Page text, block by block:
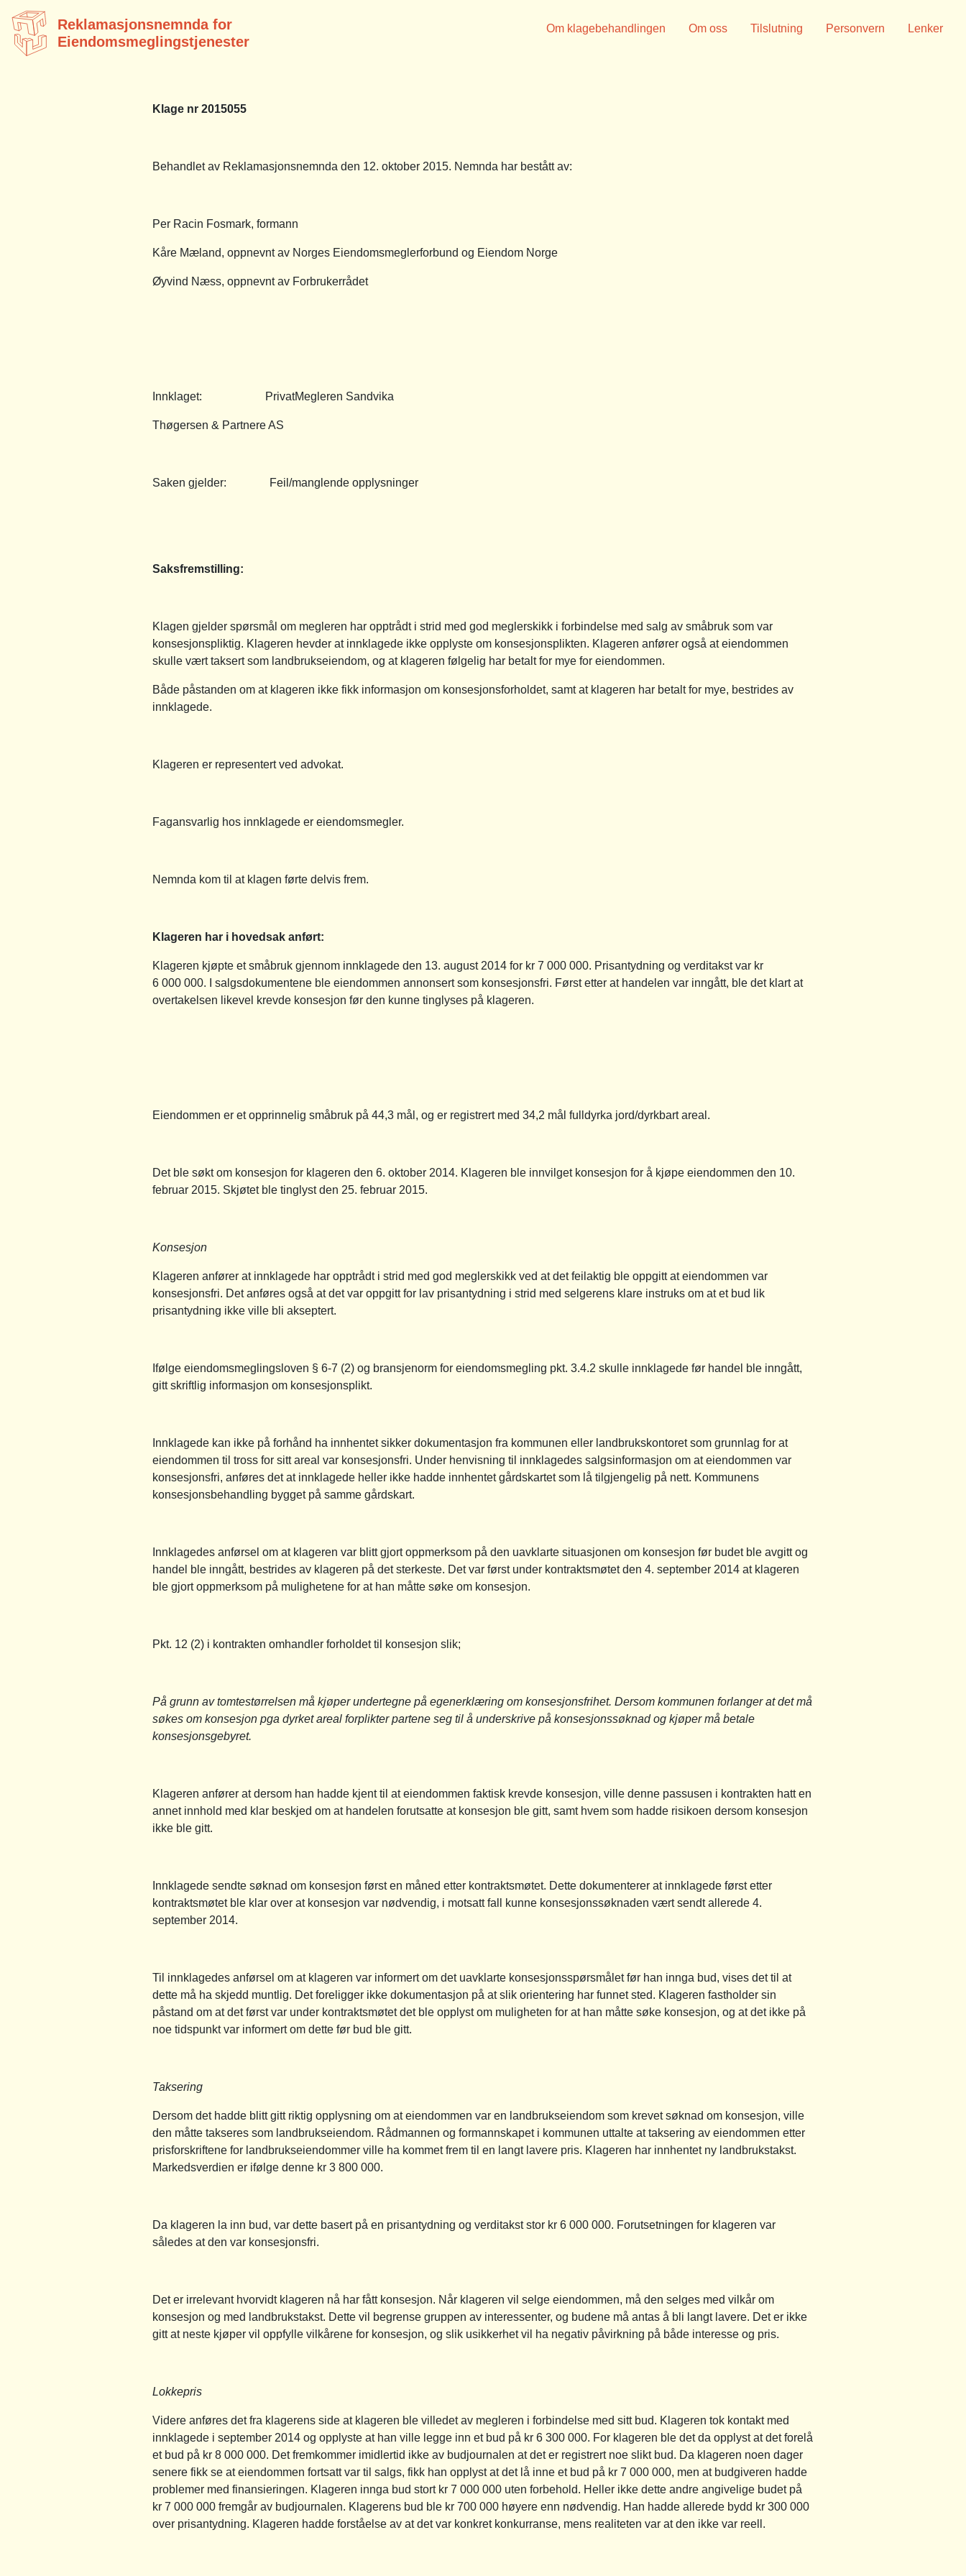
Reklamasjonsnemnda for
Eiendomsmeglingstjenester
Om klagebehandlingen Om oss Tilslutning Personvern Lenker
Klage nr 2015055
Behandlet av Reklamasjonsnemnda den 12. oktober 2015. Nemnda har bestått av:
Per Racin Fosmark, formann
Kåre Mæland, oppnevnt av Norges Eiendomsmeglerforbund og Eiendom Norge
Øyvind Næss, oppnevnt av Forbrukerrådet
Innklaget: PrivatMegleren Sandvika
Thøgersen & Partnere AS
Saken gjelder: Feil/manglende opplysninger
Saksfremstilling:
Klagen gjelder spørsmål om megleren har opptrådt i strid med god meglerskikk i forbindelse med salg av småbruk som var
konsesjonspliktig. Klageren hevder at innklagede ikke opplyste om konsesjonsplikten. Klageren anfører også at eiendommen
skulle vært taksert som landbrukseiendom, og at klageren følgelig har betalt for mye for eiendommen.
Både påstanden om at klageren ikke fikk informasjon om konsesjonsforholdet, samt at klageren har betalt for mye, bestrides av
innklagede.
Klageren er representert ved advokat.
Fagansvarlig hos innklagede er eiendomsmegler.
Nemnda kom til at klagen førte delvis frem.
Klageren har i hovedsak anført:
Klageren kjøpte et småbruk gjennom innklagede den 13. august 2014 for kr 7 000 000. Prisantydning og verditakst var kr
6 000 000. I salgsdokumentene ble eiendommen annonsert som konsesjonsfri. Først etter at handelen var inngått, ble det klart at
overtakelsen likevel krevde konsesjon før den kunne tinglyses på klageren.
Eiendommen er et opprinnelig småbruk på 44,3 mål, og er registrert med 34,2 mål fulldyrka jord/dyrkbart areal.
Det ble søkt om konsesjon for klageren den 6. oktober 2014. Klageren ble innvilget konsesjon for å kjøpe eiendommen den 10.
februar 2015. Skjøtet ble tinglyst den 25. februar 2015.
Konsesjon
Klageren anfører at innklagede har opptrådt i strid med god meglerskikk ved at det feilaktig ble oppgitt at eiendommen var
konsesjonsfri. Det anføres også at det var oppgitt for lav prisantydning i strid med selgerens klare instruks om at et bud lik
prisantydning ikke ville bli akseptert.
Ifølge eiendomsmeglingsloven § 6-7 (2) og bransjenorm for eiendomsmegling pkt. 3.4.2 skulle innklagede før handel ble inngått,
gitt skriftlig informasjon om konsesjonsplikt.
Innklagede kan ikke på forhånd ha innhentet sikker dokumentasjon fra kommunen eller landbrukskontoret som grunnlag for at
eiendommen til tross for sitt areal var konsesjonsfri. Under henvisning til innklagedes salgsinformasjon om at eiendommen var
konsesjonsfri, anføres det at innklagede heller ikke hadde innhentet gårdskartet som lå tilgjengelig på nett. Kommunens
konsesjonsbehandling bygget på samme gårdskart.
Innklagedes anførsel om at klageren var blitt gjort oppmerksom på den uavklarte situasjonen om konsesjon før budet ble avgitt og
handel ble inngått, bestrides av klageren på det sterkeste. Det var først under kontraktsmøtet den 4. september 2014 at klageren
ble gjort oppmerksom på mulighetene for at han måtte søke om konsesjon.
Pkt. 12 (2) i kontrakten omhandler forholdet til konsesjon slik;
På grunn av tomtestørrelsen må kjøper undertegne på egenerklæring om konsesjonsfrihet. Dersom kommunen forlanger at det må
søkes om konsesjon pga dyrket areal forplikter partene seg til å underskrive på konsesjonssøknad og kjøper må betale
konsesjonsgebyret.
Klageren anfører at dersom han hadde kjent til at eiendommen faktisk krevde konsesjon, ville denne passusen i kontrakten hatt en
annet innhold med klar beskjed om at handelen forutsatte at konsesjon ble gitt, samt hvem som hadde risikoen dersom konsesjon
ikke ble gitt.
Innklagede sendte søknad om konsesjon først en måned etter kontraktsmøtet. Dette dokumenterer at innklagede først etter
kontraktsmøtet ble klar over at konsesjon var nødvendig, i motsatt fall kunne konsesjonssøknaden vært sendt allerede 4.
september 2014.
Til innklagedes anførsel om at klageren var informert om det uavklarte konsesjonsspørsmålet før han innga bud, vises det til at
dette må ha skjedd muntlig. Det foreligger ikke dokumentasjon på at slik orientering har funnet sted. Klageren fastholder sin
påstand om at det først var under kontraktsmøtet det ble opplyst om muligheten for at han måtte søke konsesjon, og at det ikke på
noe tidspunkt var informert om dette før bud ble gitt.
Taksering
Dersom det hadde blitt gitt riktig opplysning om at eiendommen var en landbrukseiendom som krevet søknad om konsesjon, ville
den måtte takseres som landbrukseiendom. Rådmannen og formannskapet i kommunen uttalte at taksering av eiendommen etter
prisforskriftene for landbrukseiendommer ville ha kommet frem til en langt lavere pris. Klageren har innhentet ny landbrukstakst.
Markedsverdien er ifølge denne kr 3 800 000.
Da klageren la inn bud, var dette basert på en prisantydning og verditakst stor kr 6 000 000. Forutsetningen for klageren var
således at den var konsesjonsfri.
Det er irrelevant hvorvidt klageren nå har fått konsesjon. Når klageren vil selge eiendommen, må den selges med vilkår om
konsesjon og med landbrukstakst. Dette vil begrense gruppen av interessenter, og budene må antas å bli langt lavere. Det er ikke
gitt at neste kjøper vil oppfylle vilkårene for konsesjon, og slik usikkerhet vil ha negativ påvirkning på både interesse og pris.
Lokkepris
Videre anføres det fra klagerens side at klageren ble villedet av megleren i forbindelse med sitt bud. Klageren tok kontakt med
innklagede i september 2014 og opplyste at han ville legge inn et bud på kr 6 300 000. For klageren ble det da opplyst at det forelå
et bud på kr 8 000 000. Det fremkommer imidlertid ikke av budjournalen at det er registrert noe slikt bud. Da klageren noen dager
senere fikk se at eiendommen fortsatt var til salgs, fikk han opplyst at det lå inne et bud på kr 7 000 000, men at budgiveren hadde
problemer med finansieringen. Klageren innga bud stort kr 7 000 000 uten forbehold. Heller ikke dette andre angivelige budet på
kr 7 000 000 fremgår av budjournalen. Klagerens bud ble kr 700 000 høyere enn nødvendig. Han hadde allerede bydd kr 300 000
over prisantydning. Klageren hadde forståelse av at det var konkret konkurranse, mens realiteten var at den ikke var reell.